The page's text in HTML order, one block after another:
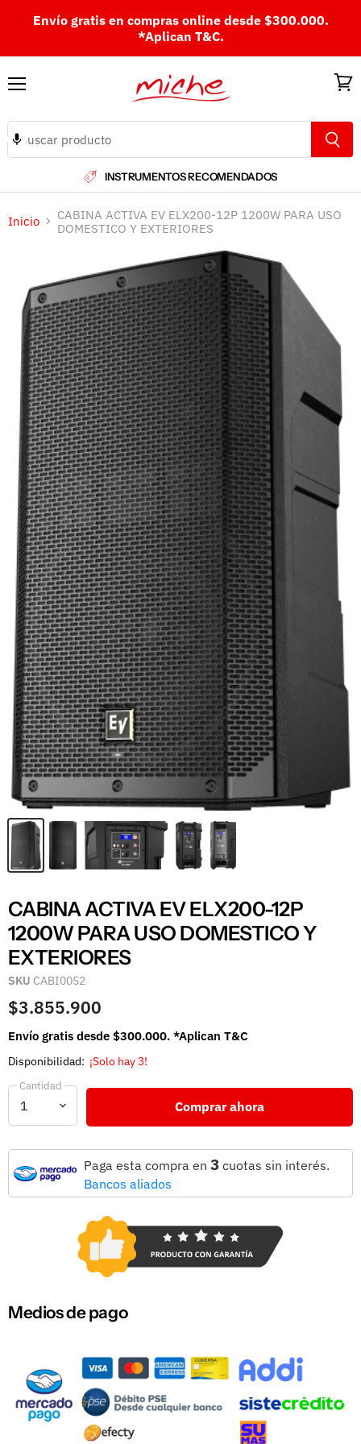
Envío gratis en compras online desde $300.000.
*Aplican T&C.
INSTRUMENTOS RECOMENDADOS
Inicio
CABINA ACTIVA EV ELX200-12P 1200W PARA USO
DOMESTICO Y EXTERIORES
CABINA ACTIVA EV ELX200-12P
1200W PARA USO DOMESTICO Y
EXTERIORES
SKU CABI0052
$3.855.900
Envío gratis desde $300.000. *Aplican T&C
Disponibilidad: ¡Solo hay 3!
Cantidad
Comprar ahora
Paga esta compra en 3 cuotas sin interés.
Bancos aliados
Medios de pago